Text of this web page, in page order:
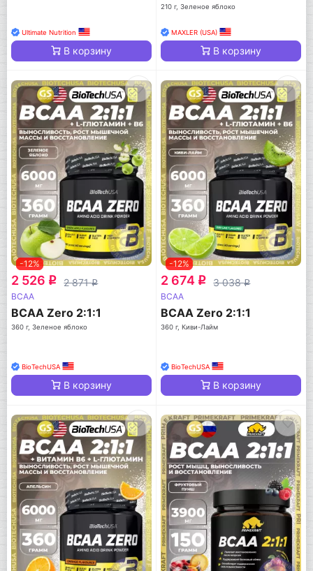
Ultimate Nutrition
В корзину
210 г, Зеленое яблоко
MAXLER (USA)
В корзину
-12%
2 526 q 2 871q
BCAA
BCAA Zero 2:1:1
360 г, Зеленое яблоко
BioTechUSA
В корзину
-12%
2 674 q 3 038q
BCAA
BCAA Zero 2:1:1
360 г, Киви-Лайм
BioTechUSA
В корзину